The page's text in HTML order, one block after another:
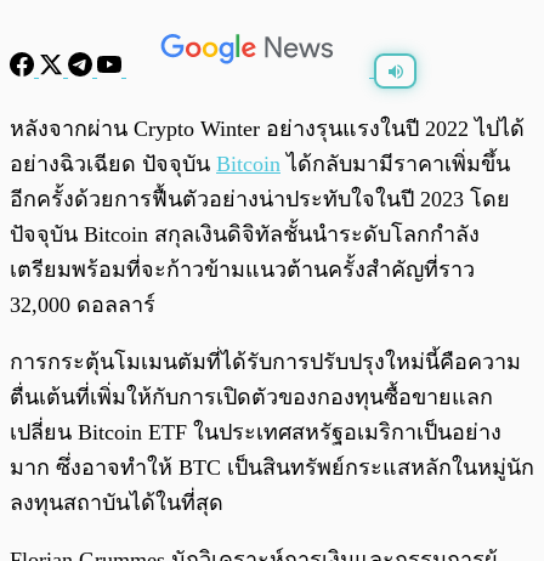
พร้อมเล่น 0:00 0:00
หลังจากผ่าน Crypto Winter อย่างรุนแรงในปี 2022 ไปได้
อย่างฉิวเฉียด ปัจจุบัน Bitcoin ได้กลับมามีราคาเพิ่มขึ้น
อีกครั้งด้วยการฟื้นตัวอย่างน่าประทับใจในปี 2023 โดย
ปัจจุบัน Bitcoin สกุลเงินดิจิทัลชั้นนำระดับโลกกำลัง
เตรียมพร้อมที่จะก้าวข้ามแนวต้านครั้งสำคัญที่ราว
32,000 ดอลลาร์
การกระตุ้นโมเมนตัมที่ได้รับการปรับปรุงใหม่นี้คือความ
ตื่นเต้นที่เพิ่มให้กับการเปิดตัวของกองทุนซื้อขายแลก
เปลี่ยน Bitcoin ETF ในประเทศสหรัฐอเมริกาเป็นอย่าง
มาก ซึ่งอาจทำให้ BTC เป็นสินทรัพย์กระแสหลักในหมู่นัก
ลงทุนสถาบันได้ในที่สุด